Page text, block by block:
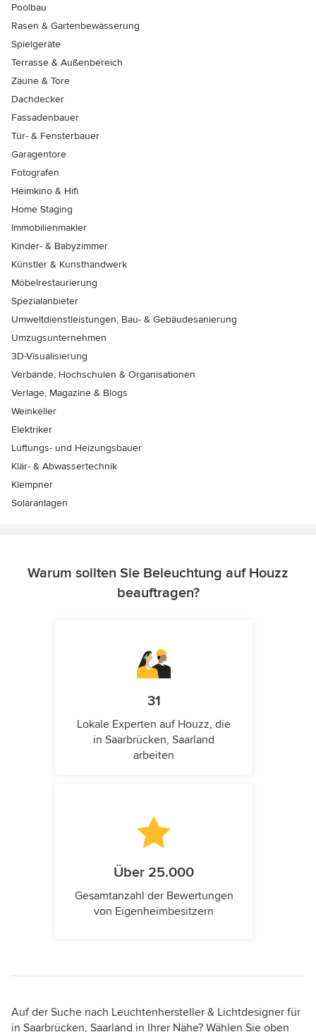
Poolbau
Rasen & Gartenbewässerung
Spielgeräte
Terrasse & Außenbereich
Zäune & Tore
Dachdecker
Fassadenbauer
Tür- & Fensterbauer
Garagentore
Fotografen
Heimkino & Hifi
Home Staging
Immobilienmakler
Kinder- & Babyzimmer
Künstler & Kunsthandwerk
Möbelrestaurierung
Spezialanbieter
Umweltdienstleistungen, Bau- & Gebäudesanierung
Umzugsunternehmen
3D-Visualisierung
Verbände, Hochschulen & Organisationen
Verlage, Magazine & Blogs
Weinkeller
Elektriker
Lüftungs- und Heizungsbauer
Klär- & Abwassertechnik
Klempner
Solaranlagen
Warum sollten Sie Beleuchtung auf Houzz
beauftragen?
31
Lokale Experten auf Houzz, die
in Saarbrücken, Saarland
arbeiten
Über 25.000
Gesamtanzahl der Bewertungen
von Eigenheimbesitzern
Auf der Suche nach Leuchtenhersteller & Lichtdesigner für
in Saarbrücken, Saarland in Ihrer Nähe? Wählen Sie oben